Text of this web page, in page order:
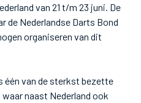
van 21 t/m 23 juni. De
de Nederlandse Darts Bond
organiseren van dit
één van de sterkst bezette
naast Nederland ook